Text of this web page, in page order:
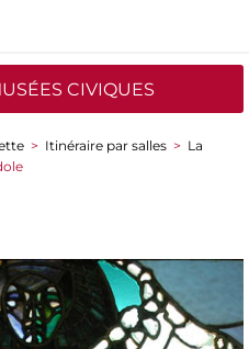
CIVIQUES
> Itinéraire par salles > La